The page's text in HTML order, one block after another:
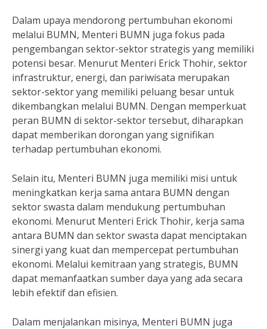
Dalam upaya mendorong pertumbuhan ekonomi
melalui BUMN, Menteri BUMN juga fokus pada
pengembangan sektor-sektor strategis yang memiliki
potensi besar. Menurut Menteri Erick Thohir, sektor
infrastruktur, energi, dan pariwisata merupakan
sektor-sektor yang memiliki peluang besar untuk
dikembangkan melalui BUMN. Dengan memperkuat
peran BUMN di sektor-sektor tersebut, diharapkan
dapat memberikan dorongan yang signifikan
terhadap pertumbuhan ekonomi.
Selain itu, Menteri BUMN juga memiliki misi untuk
meningkatkan kerja sama antara BUMN dengan
sektor swasta dalam mendukung pertumbuhan
ekonomi. Menurut Menteri Erick Thohir, kerja sama
antara BUMN dan sektor swasta dapat menciptakan
sinergi yang kuat dan mempercepat pertumbuhan
ekonomi. Melalui kemitraan yang strategis, BUMN
dapat memanfaatkan sumber daya yang ada secara
lebih efektif dan efisien.
Dalam menjalankan misinya, Menteri BUMN juga